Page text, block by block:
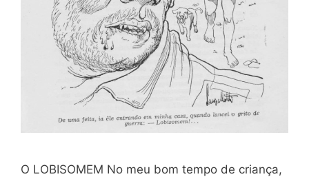
O LOBISOMEM No meu bom tempo de criança,